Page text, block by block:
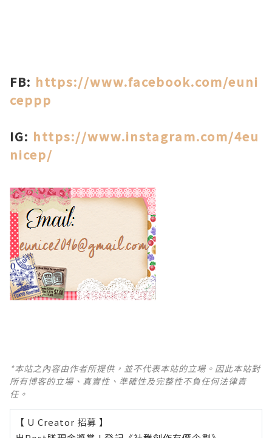
FB: https://www.facebook.com/euni
ceppp
IG: https://www.instagram.com/4eu
nicep/
*本站之內容由作者所提供，並不代表本站的立場。因此本站對
所有博客的立場、真實性、準確性及完整性不負任何法律責
任。
【 U Creator 招募 】